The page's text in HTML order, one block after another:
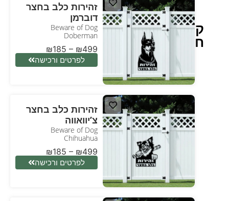
קישוט
חצר
זהירות כלב בחצר
דוברמן
Beware of Dog
Doberman
₪185 – ₪499
לפרטים ורכישה
זהירות כלב בחצר
צ’יוואווה
Beware of Dog
Chihuahua
₪185 – ₪499
לפרטים ורכישה